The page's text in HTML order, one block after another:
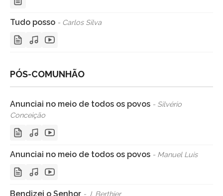
Tudo posso - Carlos Silva
PÓS-COMUNHÃO
Anunciai no meio de todos os povos - Silvério
Conceição
Anunciai no meio de todos os povos - Manuel Luis
Bendizei o Senhor - J. Berthier